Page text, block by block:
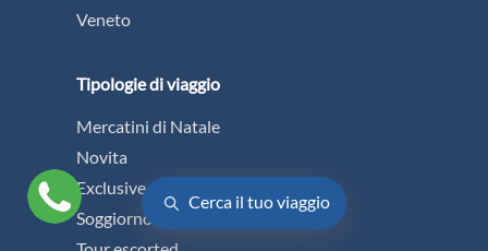
Cerca il tuo viaggio
Veneto
Tipologie di viaggio
Mercatini di Natale
Novita
Exclusive
Soggiorno con Escursioni